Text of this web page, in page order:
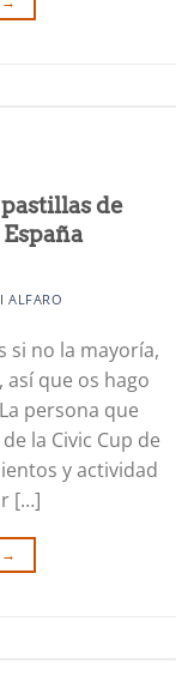
de
ALFARO
si no la mayoría,
así que os hago
persona que
la Civic Cup de
y actividad
[…]
→